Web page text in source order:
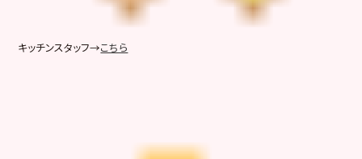
キッチンスタッフ→こちら